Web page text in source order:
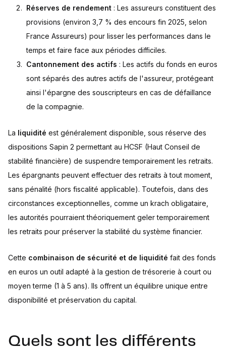
Réserves de rendement : Les assureurs constituent des
provisions (environ 3,7 % des encours fin 2025, selon
France Assureurs) pour lisser les performances dans le
temps et faire face aux périodes difficiles.
Cantonnement des actifs : Les actifs du fonds en euros
sont séparés des autres actifs de l'assureur, protégeant
ainsi l'épargne des souscripteurs en cas de défaillance
de la compagnie.
La liquidité est généralement disponible, sous réserve des
dispositions Sapin 2 permettant au HCSF (Haut Conseil de
stabilité financière) de suspendre temporairement les retraits.
Les épargnants peuvent effectuer des retraits à tout moment,
sans pénalité (hors fiscalité applicable). Toutefois, dans des
circonstances exceptionnelles, comme un krach obligataire,
les autorités pourraient théoriquement geler temporairement
les retraits pour préserver la stabilité du système financier.
Cette combinaison de sécurité et de liquidité fait des fonds
en euros un outil adapté à la gestion de trésorerie à court ou
moyen terme (1 à 5 ans). Ils offrent un équilibre unique entre
disponibilité et préservation du capital.
Quels sont les différents